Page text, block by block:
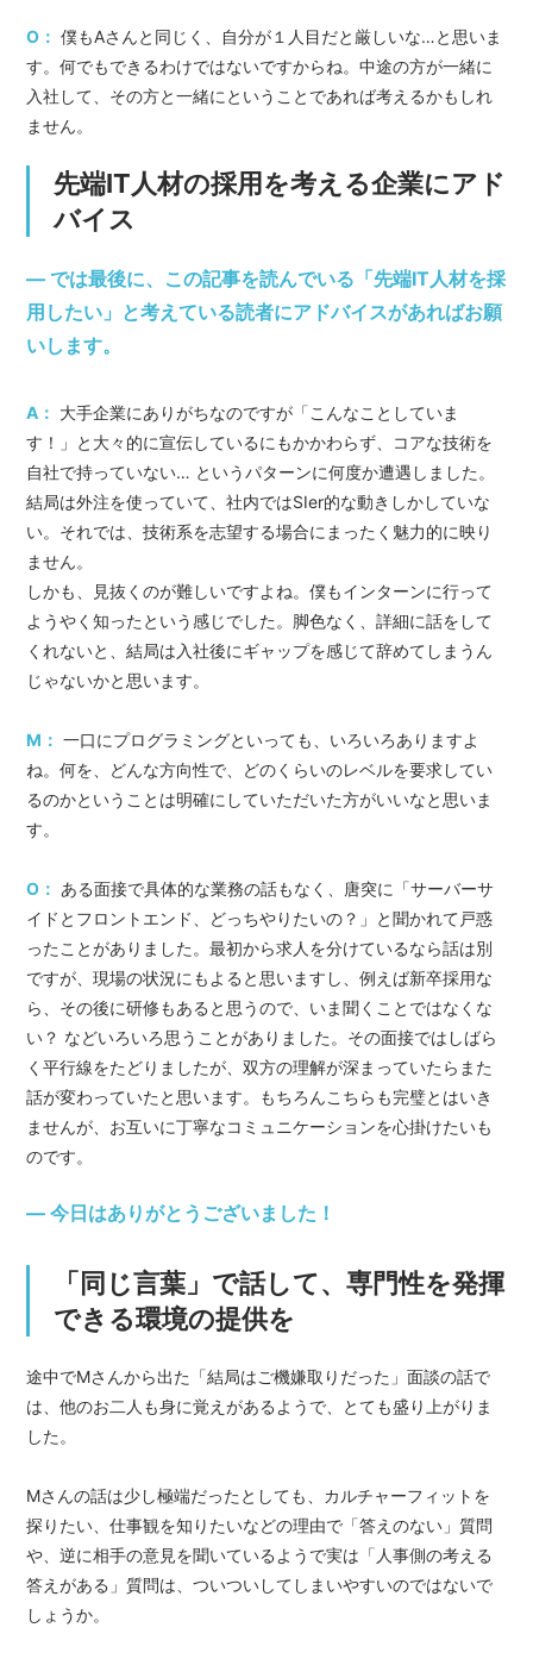
O： 僕もAさんと同じく、自分が１人目だと厳しいな…と思いま
す。何でもできるわけではないですからね。中途の方が一緒に
入社して、その方と一緒にということであれば考えるかもしれ
ません。
先端IT人材の採用を考える企業にアド
バイス
― では最後に、この記事を読んでいる「先端IT人材を採
用したい」と考えている読者にアドバイスがあればお願
いします。
A： 大手企業にありがちなのですが「こんなことしていま
す！」と大々的に宣伝しているにもかかわらず、コアな技術を
自社で持っていない… というパターンに何度か遭遇しました。
結局は外注を使っていて、社内ではSIer的な動きしかしていな
い。それでは、技術系を志望する場合にまったく魅力的に映り
ません。
しかも、見抜くのが難しいですよね。僕もインターンに行って
ようやく知ったという感じでした。脚色なく、詳細に話をして
くれないと、結局は入社後にギャップを感じて辞めてしまうん
じゃないかと思います。
M： 一口にプログラミングといっても、いろいろありますよ
ね。何を、どんな方向性で、どのくらいのレベルを要求してい
るのかということは明確にしていただいた方がいいなと思いま
す。
O： ある面接で具体的な業務の話もなく、唐突に「サーバーサ
イドとフロントエンド、どっちやりたいの？」と聞かれて戸惑
ったことがありました。最初から求人を分けているなら話は別
ですが、現場の状況にもよると思いますし、例えば新卒採用な
ら、その後に研修もあると思うので、いま聞くことではなくな
い？ などいろいろ思うことがありました。その面接ではしばら
く平行線をたどりましたが、双方の理解が深まっていたらまた
話が変わっていたと思います。もちろんこちらも完璧とはいき
ませんが、お互いに丁寧なコミュニケーションを心掛けたいも
のです。
― 今日はありがとうございました！
「同じ言葉」で話して、専門性を発揮
できる環境の提供を
途中でMさんから出た「結局はご機嫌取りだった」面談の話で
は、他のお二人も身に覚えがあるようで、とても盛り上がりま
した。
Mさんの話は少し極端だったとしても、カルチャーフィットを
探りたい、仕事観を知りたいなどの理由で「答えのない」質問
や、逆に相手の意見を聞いているようで実は「人事側の考える
答えがある」質問は、ついついしてしまいやすいのではないで
しょうか。